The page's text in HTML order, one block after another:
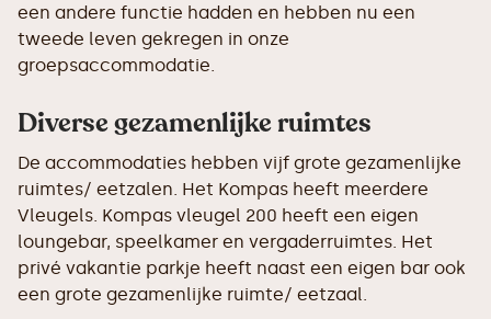
een andere functie hadden en hebben nu een
tweede leven gekregen in onze
groepsaccommodatie.
Diverse gezamenlijke ruimtes
De accommodaties hebben vijf grote gezamenlijke
ruimtes/ eetzalen. Het Kompas heeft meerdere
Vleugels. Kompas vleugel 200 heeft een eigen
loungebar, speelkamer en vergaderruimtes. Het
privé vakantie parkje heeft naast een eigen bar ook
een grote gezamenlijke ruimte/ eetzaal.